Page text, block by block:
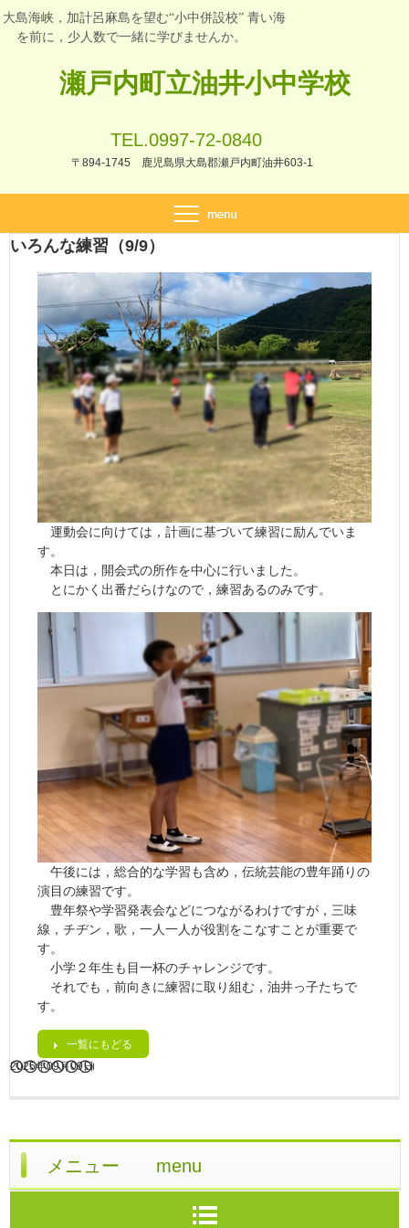
瀬戸内町立油井小中学校
大島海峡，加計呂麻島を望む“小中併設校” 青い海
を前に，少人数で一緒に学びませんか。
TEL.0997-72-0840
〒894-1745 鹿児島県大島郡瀬戸内町油井603-1
いろんな練習（9/9）
運動会に向けては，計画に基づいて練習に励んでいま
す。
本日は，開会式の所作を中心に行いました。
とにかく出番だらけなので，練習あるのみです。
午後には，総合的な学習も含め，伝統芸能の豊年踊りの
演目の練習です。
豊年祭や学習発表会などにつながるわけですが，三味
線，チヂン，歌，一人一人が役割をこなすことが重要で
す。
小学２年生も目一杯のチャレンジです。
それでも，前向きに練習に取り組む，油井っ子たちで
す。
一覧にもどる
2025年09月09日
メニュー menu